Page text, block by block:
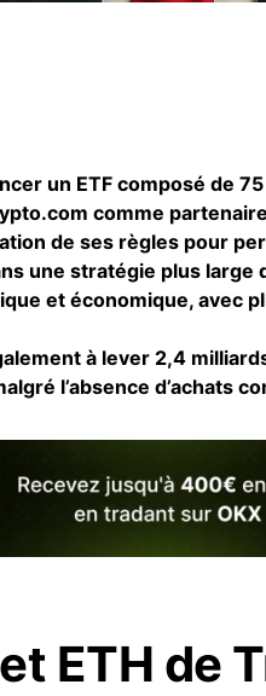
un ETF composé de
comme
de ses règles pour
une stratégie plus large
et économique, avec
à lever 2,4
l’absence d’achats
et ETH de